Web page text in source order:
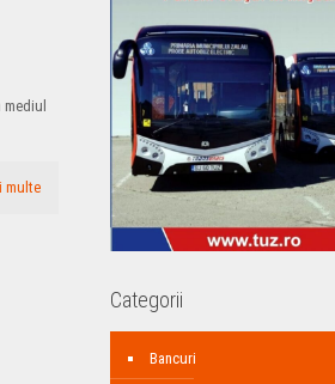
multe
Categorii
Bancuri